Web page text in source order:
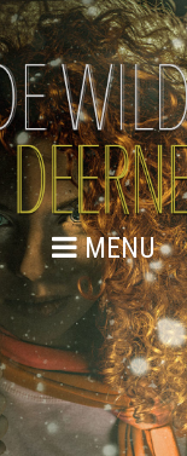
MENU
DEERNE –
21